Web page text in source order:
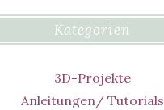
Kategorien
3D-Projekte
Anleitungen/ Tutorials